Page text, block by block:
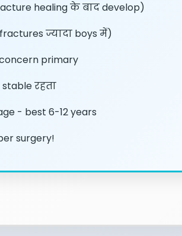
healing के बाद develop)
ज्यादा boys में)
primary
रहता
- best 6-12 years
surgery!